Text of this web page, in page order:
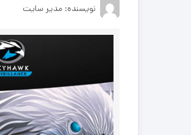
نویسنده: مدیر سایت